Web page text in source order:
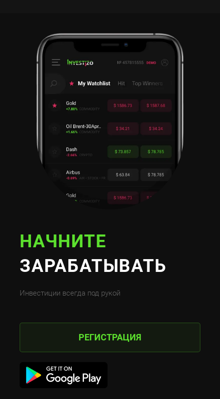
НАЧНИТЕ
ЗАРАБАТЫВАТЬ
Инвестиции всегда под рукой
РЕГИСТРАЦИЯ